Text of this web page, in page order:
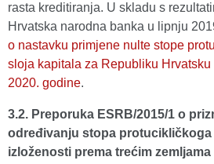
rasta kreditiranja. U skladu s
Hrvatska narodna banka u lipnju
o nastavku primjene nulte stope
sloja kapitala za Republiku
2020. godine.
3.2. Preporuka ESRB/2015/1 o
određivanju stopa protucikličkoga
izloženosti prema trećim zemljama